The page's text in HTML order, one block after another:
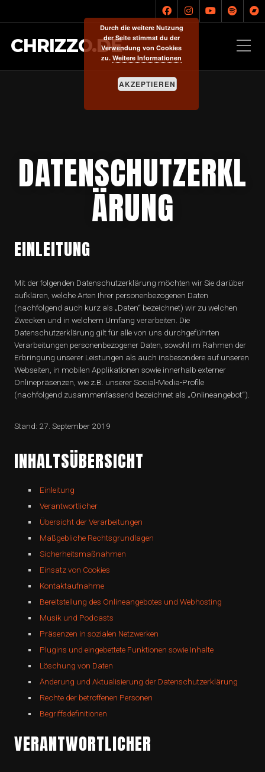
CHRIZZO.DE
DATENSCHUTZERKL
ÄRUNG
EINLEITUNG
Mit der folgenden Datenschutzerklärung möchten wir Sie darüber
aufklären, welche Arten Ihrer personenbezogenen Daten
(nachfolgend auch kurz als „Daten“ bezeichnet) wir zu welchen
Zwecken und in welchem Umfang verarbeiten. Die
Datenschutzerklärung gilt für alle von uns durchgeführten
Verarbeitungen personenbezogener Daten, sowohl im Rahmen der
Erbringung unserer Leistungen als auch insbesondere auf unseren
Webseiten, in mobilen Applikationen sowie innerhalb externer
Onlinepräsenzen, wie z.B. unserer Social-Media-Profile
(nachfolgend zusammenfassend bezeichnet als „Onlineangebot“).
Stand: 27. September 2019
INHALTSÜBERSICHT
Einleitung
Verantwortlicher
Übersicht der Verarbeitungen
Maßgebliche Rechtsgrundlagen
Sicherheitsmaßnahmen
Einsatz von Cookies
Kontaktaufnahme
Bereitstellung des Onlineangebotes und Webhosting
Musik und Podcasts
Präsenzen in sozialen Netzwerken
Plugins und eingebettete Funktionen sowie Inhalte
Löschung von Daten
Änderung und Aktualisierung der Datenschutzerklärung
Rechte der betroffenen Personen
Begriffsdefinitionen
VERANTWORTLICHER
Durch die weitere Nutzung
der Seite stimmst du der
Verwendung von Cookies
zu. Weitere Informationen
AKZEPTIEREN